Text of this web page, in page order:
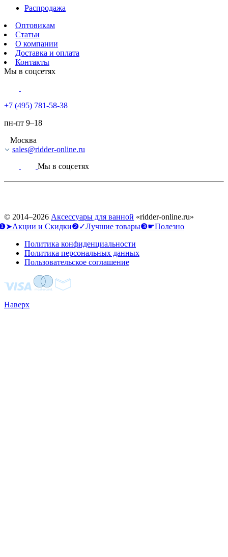
Распродажа
Оптовикам
Статьи
О компании
Доставка и оплата
Контакты
Мы в соцсетях
+7 (495) 781-58-38
пн-пт 9–18
Москва
sales@ridder-online.ru
Мы в соцсетях
© 2014–2026 Аксессуары для ванной «ridder-online.ru»
и Скидки❷✓Лучшие товары❸☛Полезно
Политика конфиденциальности
Политика персональных данных
Пользовательское соглашение
Наверх